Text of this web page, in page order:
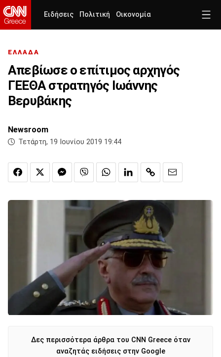
Ειδήσεις Πολιτική Οικονομία
ΕΛΛΑΔΑ
Απεβίωσε ο επίτιμος αρχηγός
ΓΕΕΘΑ στρατηγός Ιωάννης
Βερυβάκης
Newsroom
Τετάρτη, 19 Ιουνίου 2019 19:44
Δες περισσότερα άρθρα του CNN Greece όταν
αναζητάς ειδήσεις στην Google